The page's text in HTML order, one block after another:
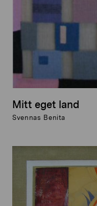
Mitt eget land
Svennas Benita